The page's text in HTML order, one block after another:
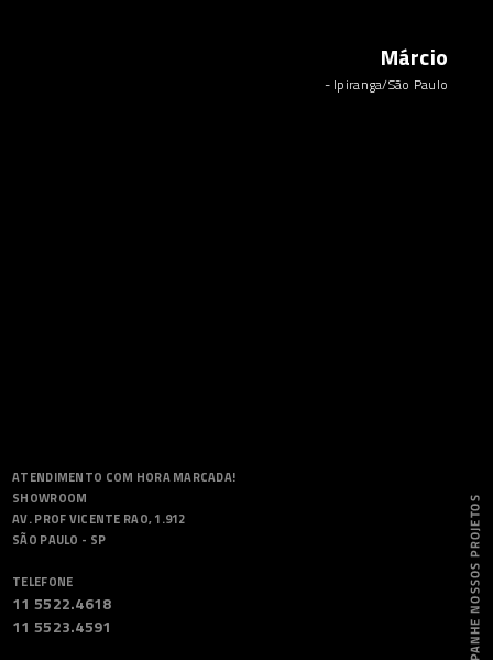
Márcio
- Ipiranga/São Paulo
ATENDIMENTO COM HORA MARCADA!
SHOWROOM
AV. PROF VICENTE RAO, 1.912
SÃO PAULO - SP
TELEFONE
11 5522.4618
11 5523.4591